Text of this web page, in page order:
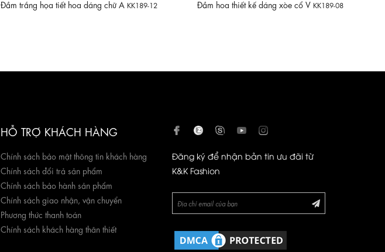
Đầm trắng họa tiết hoa dáng chữ A KK189-12
Đầm hoa thiết kế dáng xòe cổ V KK189-08
HỖ TRỢ KHÁCH HÀNG
Chính sách bảo mật thông tin khách hàng
Chính sách đổi trả sản phẩm
Chính sách bảo hành sản phẩm
Chính sách giao nhận, vận chuyển
Phương thức thanh toán
Chính sách khách hàng thân thiết
Đăng ký để nhận bản tin ưu đãi từ
K&K Fashion